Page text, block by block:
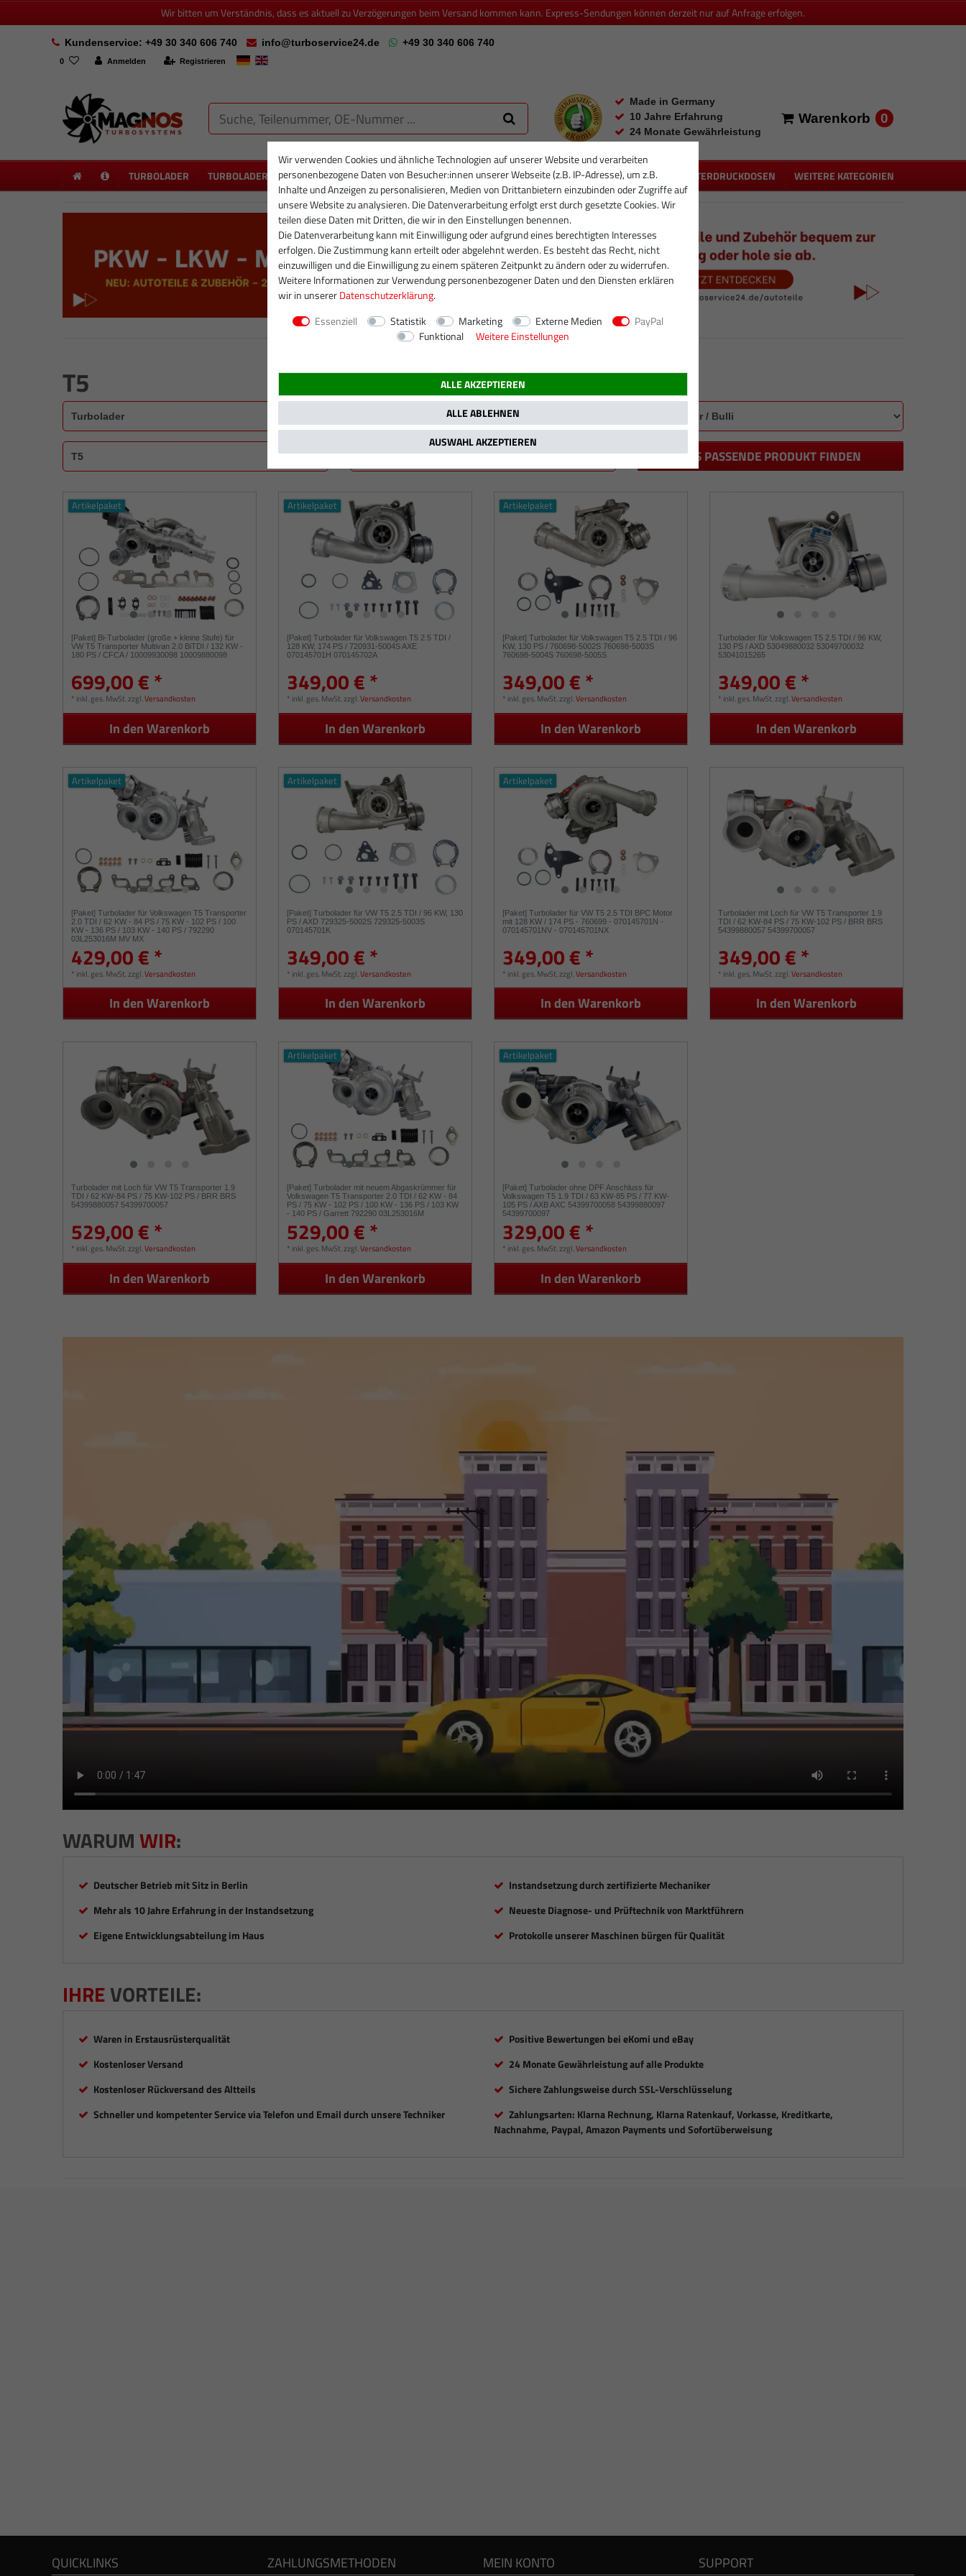
Wir bitten um Verständnis, dass es aktuell zu Verzögerungen beim Versand kommen kann. Express-Sendungen können derzeit nur auf Anfrage erfolgen.
Kundenservice: +49 30 340 606 740 info@turboservice24.de +49 30 340 606 740
0 Anmelden Registrieren
Made in Germany
10 Jahre Erfahrung
24 Monate Gewährleistung
Warenkorb 0
TURBOLADER TURBOLADER NEU PARTIKELFILTER PARTIKELFILTER NEU INJEKTOREN RUMPFGRUPPEN UNTERDRUCKDOSEN WEITERE KATEGORIEN
T5
DAS PASSENDE PRODUKT FINDEN
Artikelpaket
[Paket] Bi-Turbolader (große + kleine Stufe) für
VW T5 Transporter Multivan 2.0 BiTDI / 132 KW -
180 PS / CFCA / 10009930098 10009880098
699,00 € *
* inkl. ges. MwSt.zzgl.Versandkosten
In den Warenkorb
Artikelpaket
[Paket] Turbolader für Volkswagen T5 2.5 TDI /
128 KW, 174 PS / 720931-5004S AXE
070145701H 070145702A
349,00 € *
* inkl. ges. MwSt.zzgl.Versandkosten
In den Warenkorb
Artikelpaket
[Paket] Turbolader für Volkswagen T5 2.5 TDI / 96
KW, 130 PS / 760698-5002S 760698-5003S
760698-5004S 760698-5005S
349,00 € *
* inkl. ges. MwSt.zzgl.Versandkosten
In den Warenkorb
Turbolader für Volkswagen T5 2.5 TDI / 96 KW,
130 PS / AXD 53049880032 53049700032
53041015265
349,00 € *
* inkl. ges. MwSt.zzgl.Versandkosten
In den Warenkorb
Artikelpaket
[Paket] Turbolader für Volkswagen T5 Transporter
2.0 TDI / 62 KW - 84 PS / 75 KW - 102 PS / 100
KW - 136 PS / 103 KW - 140 PS / 792290
03L253016M MV MX
429,00 € *
* inkl. ges. MwSt.zzgl.Versandkosten
In den Warenkorb
Artikelpaket
[Paket] Turbolader für VW T5 2.5 TDI / 96 KW, 130
PS / AXD 729325-5002S 729325-5003S
070145701K
349,00 € *
* inkl. ges. MwSt.zzgl.Versandkosten
In den Warenkorb
Artikelpaket
[Paket] Turbolader für VW T5 2.5 TDI BPC Motor
mit 128 KW / 174 PS - 760699 - 070145701N -
070145701NV - 070145701NX
349,00 € *
* inkl. ges. MwSt.zzgl.Versandkosten
In den Warenkorb
Turbolader mit Loch für VW T5 Transporter 1.9
TDI / 62 KW-84 PS / 75 KW-102 PS / BRR BRS
54399880057 54399700057
349,00 € *
* inkl. ges. MwSt.zzgl.Versandkosten
In den Warenkorb
Turbolader mit Loch für VW T5 Transporter 1.9
TDI / 62 KW-84 PS / 75 KW-102 PS / BRR BRS
54399880057 54399700057
529,00 € *
* inkl. ges. MwSt.zzgl.Versandkosten
In den Warenkorb
Artikelpaket
[Paket] Turbolader mit neuem Abgaskrümmer für
Volkswagen T5 Transporter 2.0 TDI / 62 KW - 84
PS / 75 KW - 102 PS / 100 KW - 136 PS / 103 KW
- 140 PS / Garrett 792290 03L253016M
529,00 € *
* inkl. ges. MwSt.zzgl.Versandkosten
In den Warenkorb
Artikelpaket
[Paket] Turbolader ohne DPF Anschluss für
Volkswagen T5 1.9 TDI / 63 KW-85 PS / 77 KW-
105 PS / AXB AXC 54399700058 54399880097
54399700097
329,00 € *
* inkl. ges. MwSt.zzgl.Versandkosten
In den Warenkorb
WARUMWIR:
Deutscher Betrieb mit Sitz in Berlin
Mehr als 10 Jahre Erfahrung in der Instandsetzung
Eigene Entwicklungsabteilung im Haus
Instandsetzung durch zertifizierte Mechaniker
Neueste Diagnose- und Prüftechnik von Marktführern
Protokolle unserer Maschinen bürgen für Qualität
IHREVORTEILE:
Waren in Erstausrüsterqualität
Kostenloser Versand
Kostenloser Rückversand des Altteils
Schneller und kompetenter Service via Telefon und Email durch unsere Techniker
Positive Bewertungen bei eKomi und eBay
24 Monate Gewährleistung auf alle Produkte
Sichere Zahlungsweise durch SSL-Verschlüsselung
Zahlungsarten: Klarna Rechnung, Klarna Ratenkauf, Vorkasse, Kreditkarte,
Nachnahme, Paypal, Amazon Payments und Sofortüberweisung
QUICKLINKS ZAHLUNGSMETHODEN MEIN KONTO SUPPORT
Wir verwenden Cookies und ähnliche Technologien auf unserer Website und verarbeiten
personenbezogene Daten von Besucher:innen unserer Webseite (z.B. IP-Adresse), um z.B.
Inhalte und Anzeigen zu personalisieren, Medien von Drittanbietern einzubinden oder Zugriffe auf
unsere Website zu analysieren. Die Datenverarbeitung erfolgt erst durch gesetzte Cookies. Wir
teilen diese Daten mit Dritten, die wir in den Einstellungen benennen.
Die Datenverarbeitung kann mit Einwilligung oder aufgrund eines berechtigten Interesses
erfolgen. Die Zustimmung kann erteilt oder abgelehnt werden. Es besteht das Recht, nicht
einzuwilligen und die Einwilligung zu einem späteren Zeitpunkt zu ändern oder zu widerrufen.
Weitere Informationen zur Verwendung personenbezogener Daten und den Diensten erklären
wir in unsererDaten­schutz­erklärung.
Essenziell
Statistik Marketing Externe Medien
PayPal
Funktional
Weitere Einstellungen
ALLE AKZEPTIEREN
ALLE ABLEHNEN
AUSWAHL AKZEPTIEREN